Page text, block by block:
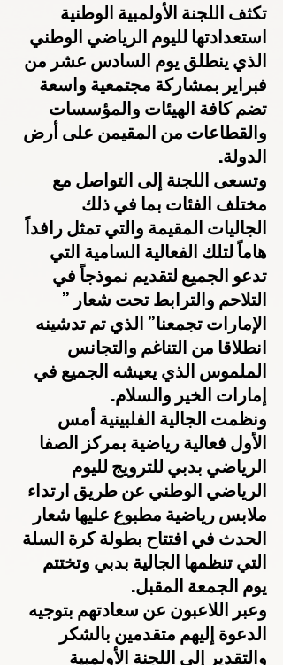
تكثف اللجنة الأولمبية الوطنية
استعدادتها لليوم الرياضي الوطني
الذي ينطلق يوم السادس عشر من
فبراير بمشاركة مجتمعية واسعة
تضم كافة الهيئات والمؤسسات
والقطاعات من المقيمن على أرض
الدولة.
وتسعى اللجنة إلى التواصل مع
مختلف الفئات بما في ذلك
الجاليات المقيمة والتي تمثل رافداً
هاماً لتلك الفعالية السامية التي
تدعو الجميع لتقديم نموذجاً في
التلاحم والترابط تحت شعار ”
الإمارات تجمعنا” الذي تم تدشينه
انطلاقا من التناغم والتجانس
الملموس الذي يعيشه الجميع في
إمارات الخير والسلام.
ونظمت الجالية الفلبينية أمس
الأول فعالية رياضية بمركز الصفا
الرياضي بدبي للترويج لليوم
الرياضي الوطني عن طريق ارتداء
ملابس رياضية مطبوع عليها شعار
الحدث في افتتاح بطولة كرة السلة
التي تنظمها الجالية بدبي وتختتم
يوم الجمعة المقبل.
وعبر اللاعبون عن سعادتهم بتوجيه
الدعوة إليهم متقدمين بالشكر
والتقدير إلى اللجنة الأولمبية